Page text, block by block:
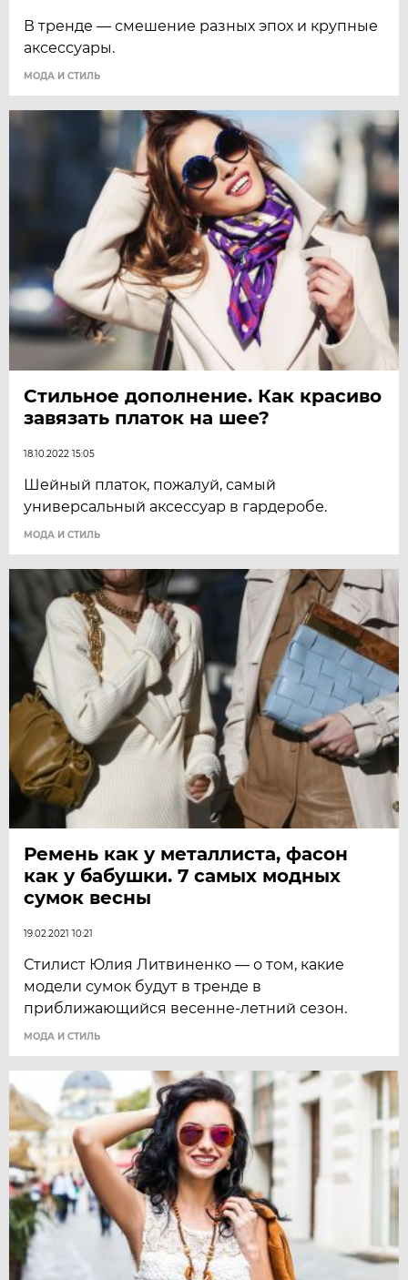
В тренде — смешение разных эпох и крупные
аксессуары.
МОДА И СТИЛЬ
Стильное дополнение. Как красиво
завязать платок на шее?
18.10.2022 15:05
Шейный платок, пожалуй, самый
универсальный аксессуар в гардеробе.
МОДА И СТИЛЬ
Ремень как у металлиста, фасон
как у бабушки. 7 самых модных
сумок весны
19.02.2021 10:21
Стилист Юлия Литвиненко — о том, какие
модели сумок будут в тренде в
приближающийся весенне-летний сезон.
МОДА И СТИЛЬ